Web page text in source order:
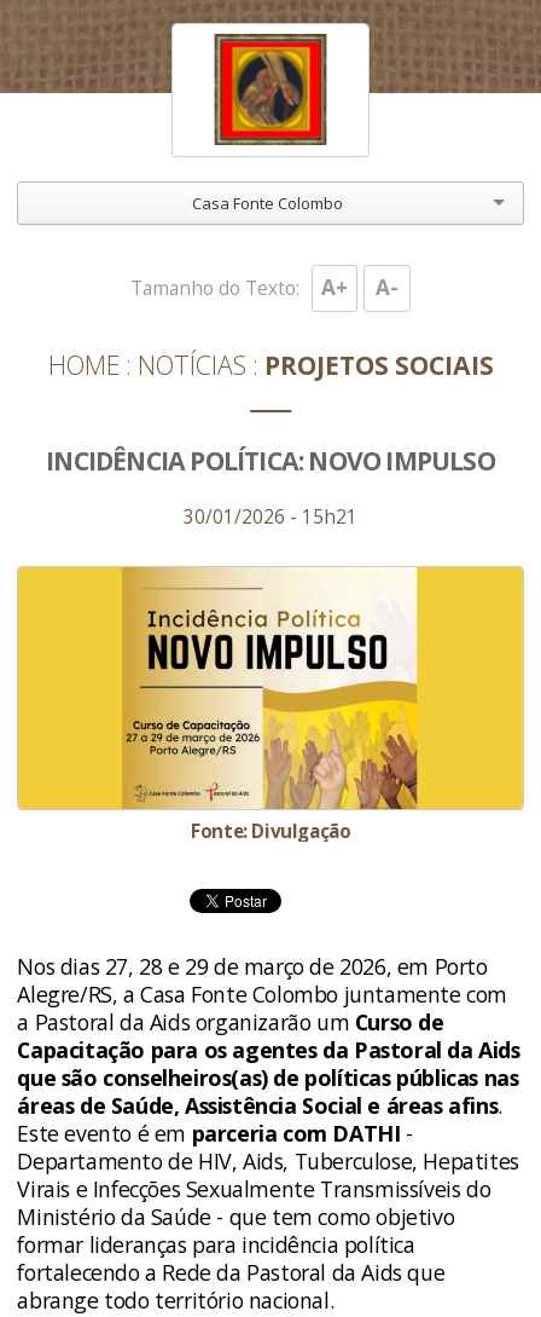
Casa Fonte Colombo
HOME NOTÍCIAS PROJETOS SOCIAIS
Tamanho do Texto: A+ A-
INCIDÊNCIA POLÍTICA: NOVO IMPULSO
30/01/2026 - 15h21
Fonte: Divulgação
Nos dias 27, 28 e 29 de março de 2026, em Porto
Alegre/RS, a Casa Fonte Colombo juntamente com
a Pastoral da Aids organizarão um Curso de
Capacitação para os agentes da Pastoral da Aids
que são conselheiros(as) de políticas públicas nas
áreas de Saúde, Assistência Social e áreas afins.
Este evento é em parceria com DATHI -
Departamento de HIV, Aids, Tuberculose, Hepatites
Virais e Infecções Sexualmente Transmissíveis do
Ministério da Saúde - que tem como objetivo
formar lideranças para incidência política
fortalecendo a Rede da Pastoral da Aids que
abrange todo território nacional.